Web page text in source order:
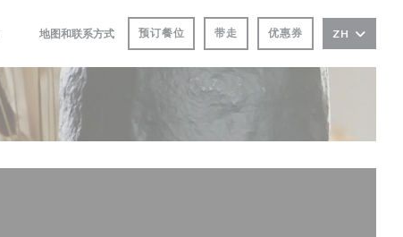
((在新窗口中打开))
((在新窗口中打开))
地图和联系方式 预订餐位 带走 优惠券 ZH